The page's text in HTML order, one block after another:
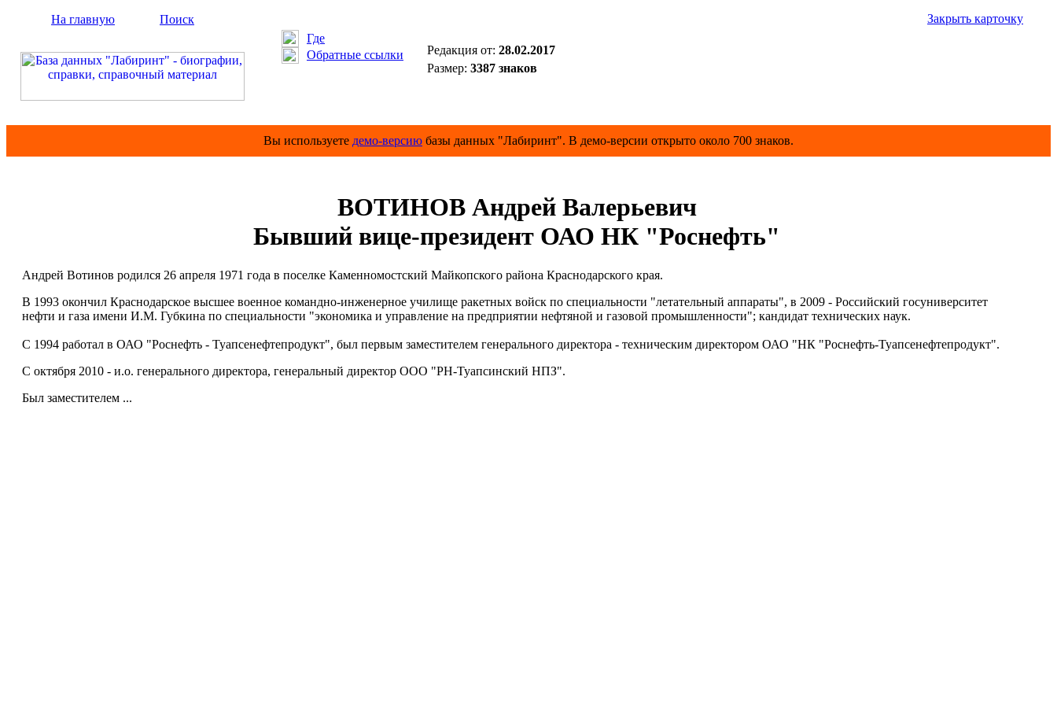
На главную
Поиск
Где
Обратные ссылки
Закрыть карточку
Редакция от: 28.02.2017
Размер: 3387 знаков
Вы используете демо-версию базы данных "Лабиринт". В демо-версии открыто около 700 знаков.
ВОТИНОВ Андрей Валерьевич
Бывший вице-президент ОАО НК "Роснефть"
Андрей Вотинов родился 26 апреля 1971 года в поселке Каменномостский Майкопского района Краснодарского края.
В 1993 окончил Краснодарское высшее военное командно-инженерное училище ракетных войск по специальности "летательный аппараты", в 2009 - Российский госуниверситет
нефти и газа имени И.М. Губкина по специальности "экономика и управление на предприятии нефтяной и газовой промышленности"; кандидат технических наук.
С 1994 работал в ОАО "Роснефть - Туапсенефтепродукт", был первым заместителем генерального директора - техническим директором ОАО "НК "Роснефть-Туапсенефтепродукт".
С октября 2010 - и.о. генерального директора, генеральный директор ООО "РН-Туапсинский НПЗ".
Был заместителем ...